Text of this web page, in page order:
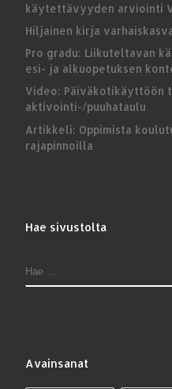
käytettävyyden arviointi
Hiljainen kirja
Pro gradu: Liikuteltavan
esi- ja alkuopetuksen
Video: Päiväkotikäyttöön
aktivointi-/puuhataulu
Artikkeli: Oppimista
rajapinnoilla
Hae sivustolta
HAE
Avainsanat